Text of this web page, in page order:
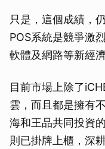
只是，這個成績，
POS系統是競爭激
軟體及網路等新經
目前市場上除了
雲，而且都是擁有
海和王品共同投資
則已掛牌上櫃，深